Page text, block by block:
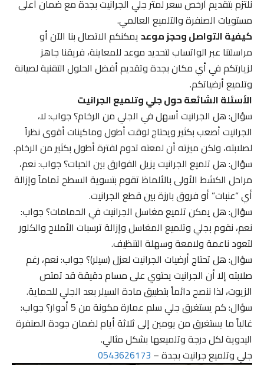
نلتزم بتقديم أرخص سعر لمتر جلي الجرانيت بجدة مع ضمان أعلى
مستويات الصنفرة والتلميع العالمي.
كيفية التواصل وحجز موعديمكنكم الاتصال بنا الآن أو
مراسلتنا عبر الواتساب لتحديد موعد للمعاينة، فريقنا جاهز
لزيارتكم في أي مكان بجدة وتقديم أفضل الحلول التقنية لصيانة
وتلميع أرضياتكم.
الأسئلة الشائعة حول جلي وتلميع الجرانيت
سؤال: هل الجرانيت أسهل في الجلي من الرخام؟ جواب: لا،
الجرانيت أصعب بكثير ويحتاج لوقت أطول وماكينات أقوى نظراً
لصلابته، ولكن ميزته أن لمعته تدوم لفترة أطول بكثير من الرخام.
سؤال: هل تلميع الجرانيت يزيل الفوارق بين الحبات؟ جواب: نعم،
مراحل الكشط الأولى بالألماظ تقوم بتسوية السطح تماماً وإزالة
أي “عنبات” أو فروق بارزة بين قطع الجرانيت.
سؤال: هل يمكن تلميع مغاسل الجرانيت في الحمامات؟ جواب:
نعم، نقوم بجلي وتلميع المغاسل وإزالة ترسبات الأملاح والكلور
لتعود ناعمة ولامعة وسهلة التنظيف.
سؤال: هل تحتاج أرضيات الجرانيت لعزل (سيلر)؟ جواب: نعم، رغم
صلابته إلا أن الجرانيت يحتوي على مسام دقيقة قد تمتص
الزيوت، لذا ننصح دائماً بتطبيق مادة السيلر بعد الجلي للحماية.
سؤال: كم يستغرق جلي سلم عمارة مكونة من 5 أدوار؟ جواب:
غالباً ما يستغرق من يومين إلى ثلاثة أيام لضمان جودة الصنفرة
اليدوية لكل درجة وتلميعها بشكل مثالي.
جلي وتلميع جرانيت بجدة –0543626173